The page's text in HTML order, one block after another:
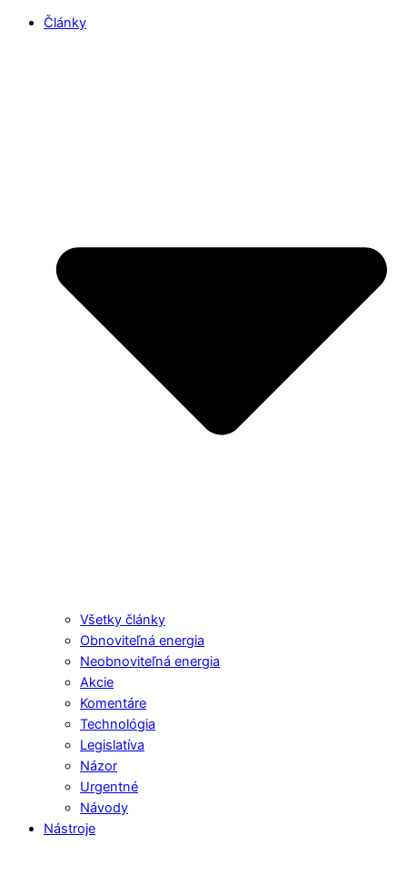
Články
Všetky články
Obnoviteľná energia
Neobnoviteľná energia
Akcie
Komentáre
Technológia
Legislatíva
Názor
Urgentné
Návody
Nástroje